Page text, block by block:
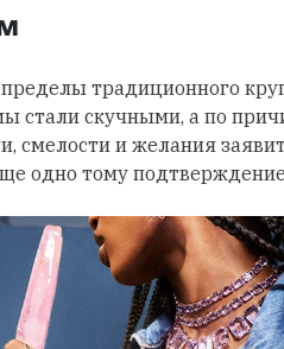
традиционного
стали скучными, а по
смелости и желания
одно тому